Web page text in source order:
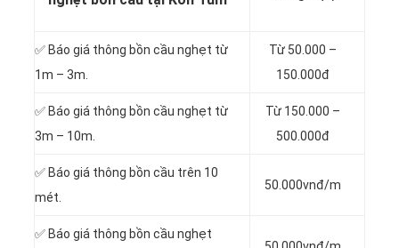
✅ Báo giá thông bồn cầu nghẹt từ
1m – 3m.
Từ 50.000 –
150.000đ
✅ Báo giá thông bồn cầu nghẹt từ
3m – 10m.
Từ 150.000 –
500.000đ
✅ Báo giá thông bồn cầu trên 10
mét.
50.000vnđ/m
✅ Báo giá thông bồn cầu nghẹt